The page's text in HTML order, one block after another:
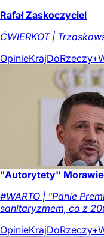
Rafał Zaskoczyciel
ĆWIERKOT |
OpinieKrajDoRzeczy+
"Autorytety"
#WARTO | "Panie
sanitaryzmem, co z
OpinieKrajDoRzeczy+